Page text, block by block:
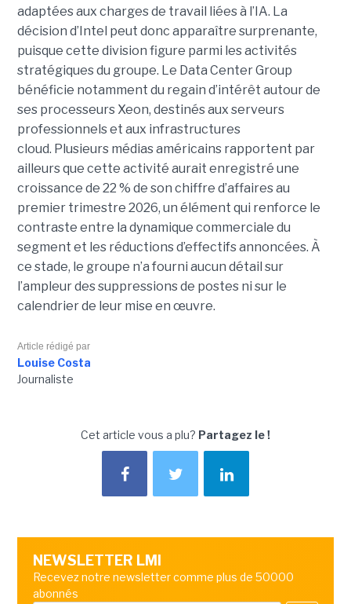
adaptées aux charges de travail liées à l’IA. La
décision d’Intel peut donc apparaître surprenante,
puisque cette division figure parmi les activités
stratégiques du groupe. Le Data Center Group
bénéficie notamment du regain d’intérêt autour de
ses processeurs Xeon, destinés aux serveurs
professionnels et aux infrastructures
cloud. Plusieurs médias américains rapportent par
ailleurs que cette activité aurait enregistré une
croissance de 22 % de son chiffre d’affaires au
premier trimestre 2026, un élément qui renforce le
contraste entre la dynamique commerciale du
segment et les réductions d’effectifs annoncées. À
ce stade, le groupe n’a fourni aucun détail sur
l’ampleur des suppressions de postes ni sur le
calendrier de leur mise en œuvre.
Article rédigé par
Louise Costa
Journaliste
Cet article vous a plu? Partagez le !
NEWSLETTER LMI
Recevez notre newsletter comme plus de 50000
abonnés